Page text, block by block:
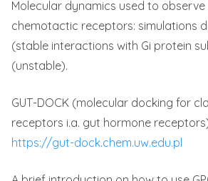
Molecular dynamics used to
chemotactic receptors: simulations
(stable interactions with Gi protein
(unstable).
GUT-DOCK (molecular docking for
receptors i.a. gut hormone
https://gut-dock.chem.uw.edu.pl